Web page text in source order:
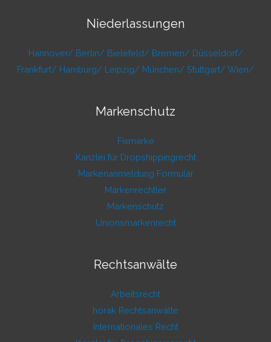
Niederlassungen
Hannover/ Berlin/ Bielefeld/ Bremen/ Düsseldorf/
Frankfurt/ Hamburg/ Leipzig/ München/ Stuttgart/ Wien/
Markenschutz
Fixmarke
Kanzlei für Dropshippingrecht
Markenanmeldung Formular
Markenrechtler
Markenschutz
Unionsmarkenrecht
Rechtsanwälte
Arbeitsrecht
horak Rechtsanwälte
Internationales Recht